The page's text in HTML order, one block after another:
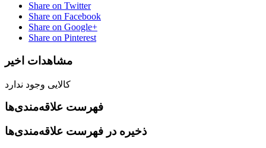
Share on Twitter
Share on Facebook
Share on Google+
Share on Pinterest
مشاهدات اخیر
کالایی وجود ندارد
فهرست علاقه‌مندی‌ها
ذخیره در فهرست علاقه‌مندی‌ها